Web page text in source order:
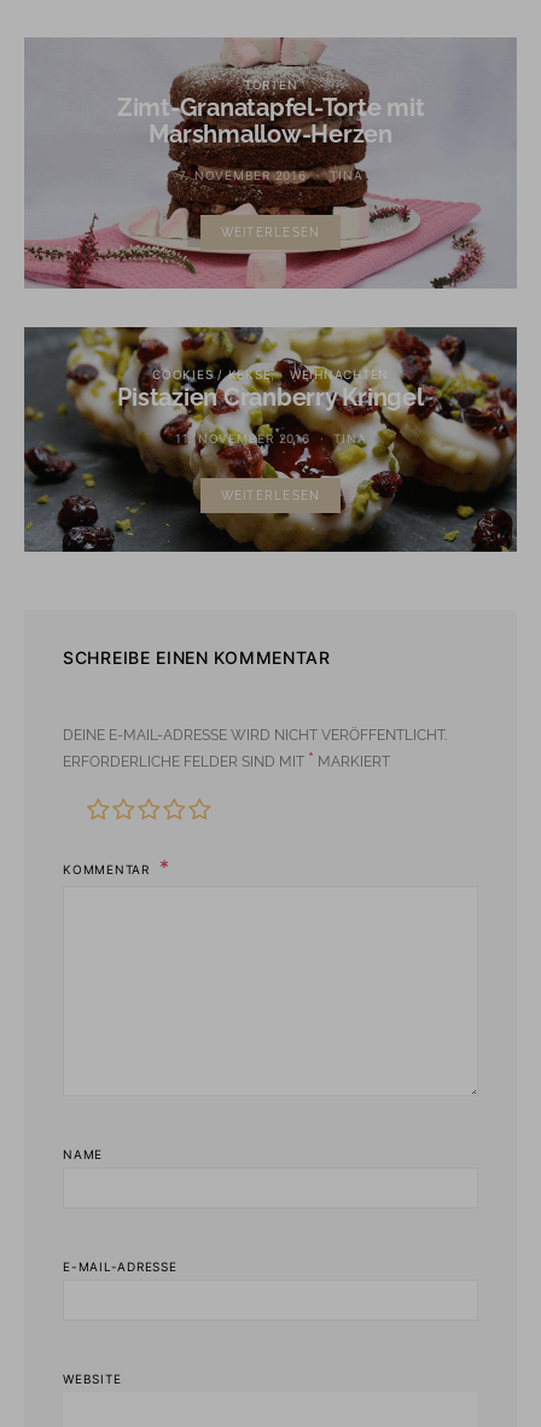
TORTEN
Zimt-Granatapfel-Torte mit
Marshmallow-Herzen
7. NOVEMBER 2016 TINA
WEITERLESEN
COOKIES / KEKSE WEIHNACHTEN
Pistazien Cranberry Kringel
11. NOVEMBER 2016 TINA
WEITERLESEN
SCHREIBE EINEN KOMMENTAR
DEINE E-MAIL-ADRESSE WIRD NICHT VERÖFFENTLICHT.
ERFORDERLICHE FELDER SIND MIT * MARKIERT
KOMMENTAR
NAME
E-MAIL-ADRESSE
WEBSITE